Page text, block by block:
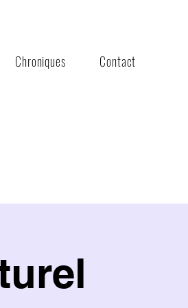
Chroniques Contact